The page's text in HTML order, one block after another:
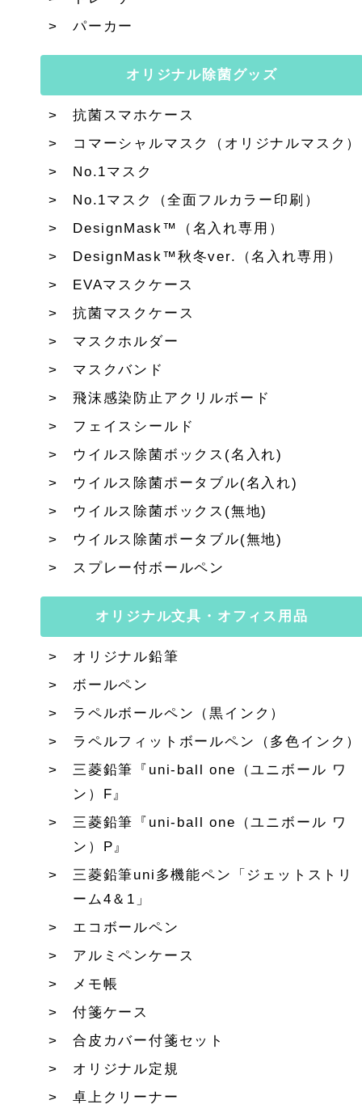
パーカー
オリジナル除菌グッズ
抗菌スマホケース
コマーシャルマスク（オリジナルマスク）
No.1マスク
No.1マスク（全面フルカラー印刷）
DesignMask™（名入れ専用）
DesignMask™秋冬ver.（名入れ専用）
EVAマスクケース
抗菌マスクケース
マスクホルダー
マスクバンド
飛沫感染防止アクリルボード
フェイスシールド
ウイルス除菌ボックス(名入れ)
ウイルス除菌ポータブル(名入れ)
ウイルス除菌ボックス(無地)
ウイルス除菌ポータブル(無地)
スプレー付ボールペン
オリジナル文具・オフィス用品
オリジナル鉛筆
ボールペン
ラペルボールペン（黒インク）
ラペルフィットボールペン（多色インク）
三菱鉛筆『uni-ball one（ユニボール ワ
ン）F』
三菱鉛筆『uni-ball one（ユニボール ワ
ン）P』
三菱鉛筆uni多機能ペン「ジェットストリ
ーム4＆1」
エコボールペン
アルミペンケース
メモ帳
付箋ケース
合皮カバー付箋セット
オリジナル定規
卓上クリーナー